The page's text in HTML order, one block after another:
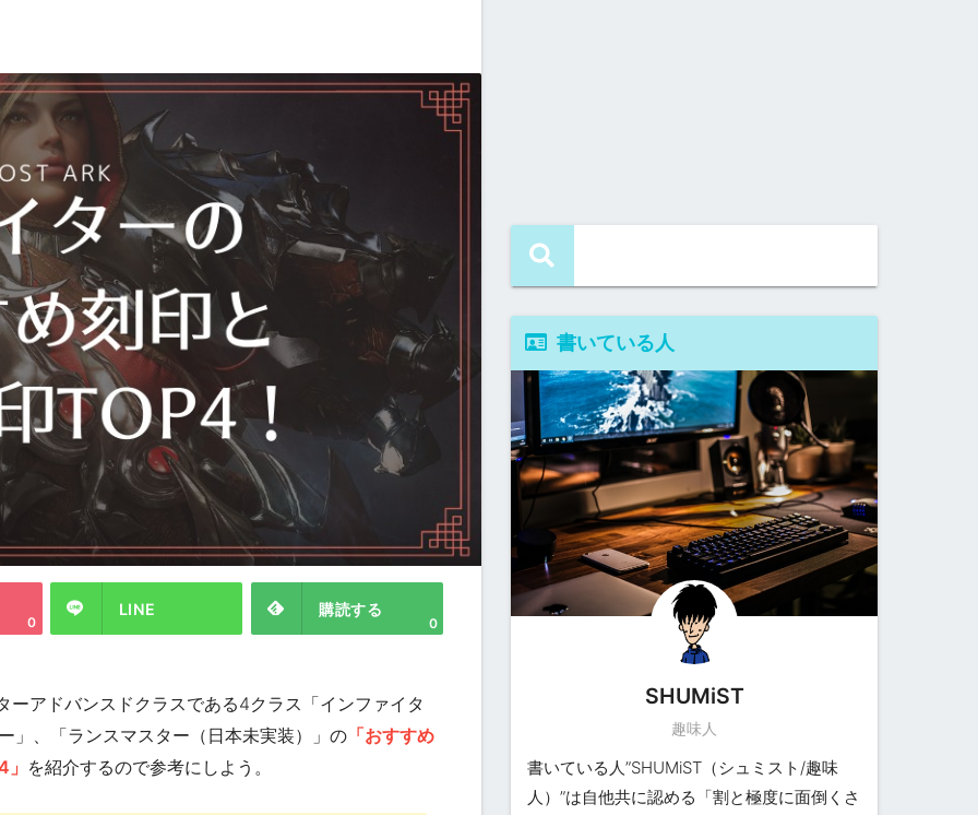
0
LINE 購読する
0
ーアドバンスドクラスである4クラス「インファイタ
」、「ランスマスター（日本未実装）」の 「おすすめ
を紹介するので参考にしよう。
書いている人
SHUMiST
趣味人
書いている人”SHUMiST（シュミスト/趣味
人）”は自他共に認める「割と極度に面倒くさ